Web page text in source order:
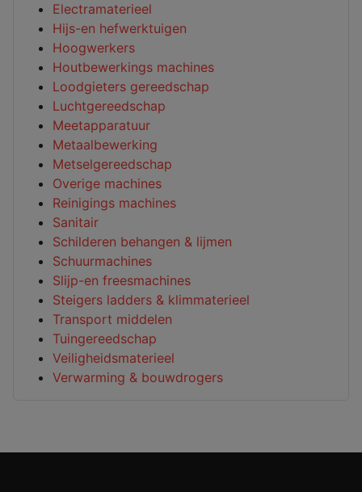
Electramaterieel
Hijs-en hefwerktuigen
Hoogwerkers
Houtbewerkings machines
Loodgieters gereedschap
Luchtgereedschap
Meetapparatuur
Metaalbewerking
Metselgereedschap
Overige machines
Reinigings machines
Sanitair
Schilderen behangen & lijmen
Schuurmachines
Slijp-en freesmachines
Steigers ladders & klimmaterieel
Transport middelen
Tuingereedschap
Veiligheidsmaterieel
Verwarming & bouwdrogers